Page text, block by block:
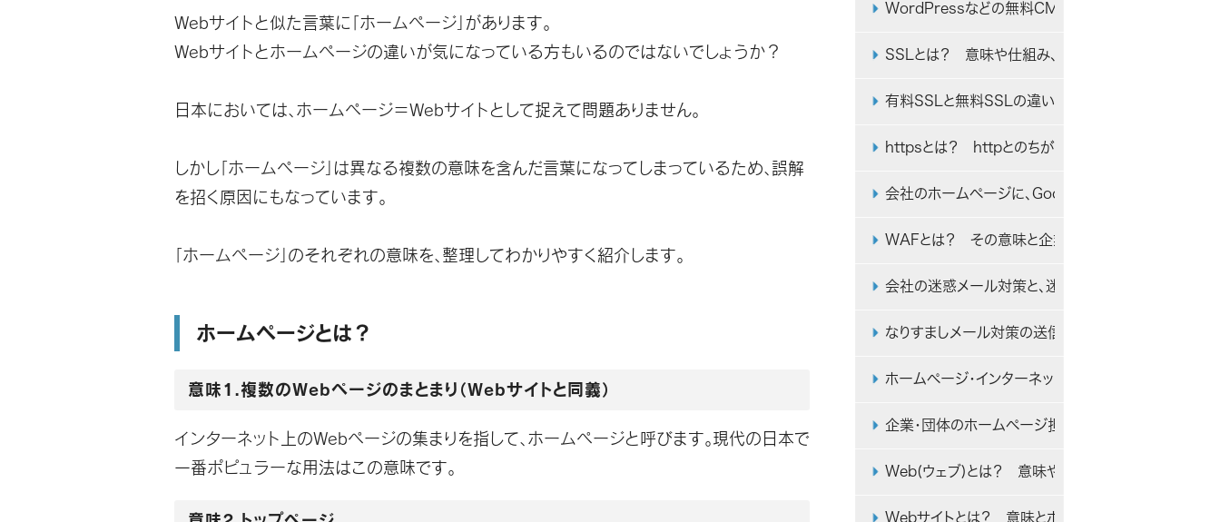
Webサイトと似た言葉に「ホームページ」があります。
Webサイトとホームページの違いが気になっている方もいるのではないでしょうか？
日本においては、ホームページ＝Webサイトとして捉えて問題ありません。
しかし「ホームページ」は異なる複数の意味を含んだ言葉になってしまっているため、誤解
を招く原因にもなっています。
「ホームページ」のそれぞれの意味を、整理してわかりやすく紹介します。
ホームページとは？
意味1.複数のWebページのまとまり（Webサイトと同義）
インターネット上のWebページの集まりを指して、ホームページと呼びます。現代の日本で
一番ポピュラーな用法はこの意味です。
WordPressなどの無料CMSはなぜサイバー攻撃で狙
SSLとは？ 意味や仕組み、企業ホームページ導入の
有料SSLと無料SSLの違いとは？ メリット・デメリッ
httpsとは？ httpとのちがいやセキュリティ上の意味
会社のホームページに、Google Chromeで「保護さ
WAFとは？ その意味と企業ホームページのセキュリ
会社の迷惑メール対策と、迷惑メールフィルターの効
なりすましメール対策の送信ドメイン認証（SPF・
ホームページ・インターネットの用語解説
企業・団体のホームページ担当者が知っておくべき
Web(ウェブ)とは？ 意味や仕組み、インターネット
Webサイトとは？ 意味とホームページとの違い・使